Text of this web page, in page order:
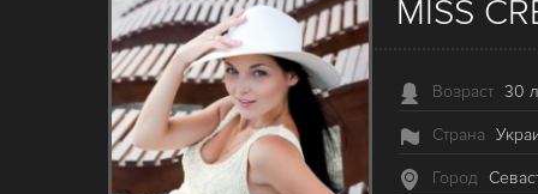
MISS
Возраст 30
Страна
Город